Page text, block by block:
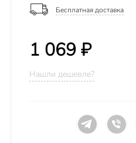
Бесплатная доставка
1 069 ₽
Нашли дешевле?